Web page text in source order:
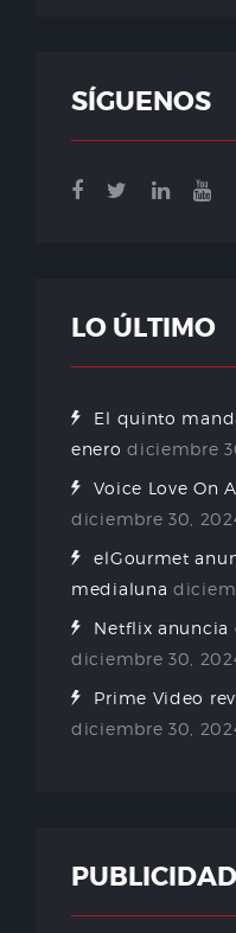
SÍGUENOS
LO ÚLTIMO
El quinto
enero diciembre
Voice Love On
diciembre 30,
elGourmet
medialuna
Netflix anuncia
diciembre 30,
Prime Video
diciembre 30,
PUBLICIDAD